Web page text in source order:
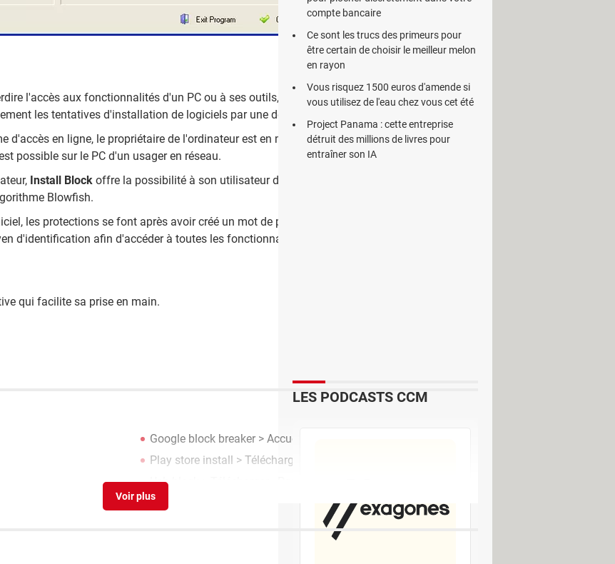
l'accès aux fonctionnalités d'un PC ou à ses outils, dont le menu démarrer ou encore le
les tentatives d'installation de logiciels par une demande de
d'accès en ligne, le propriétaire de l'ordinateur est en mesure d'approuver ou non l'ouverture
possible sur le PC d'un usager en réseau.
Install Block offre la possibilité à son utilisateur de crypter les fichiers stockés sur le
Blowfish.
les protections se font après avoir créé un mot de passe personnel. Dès l'installation de ce
d'identification afin d'accéder à toutes les fonctionnalités du PC.
qui facilite sa prise en main.
Google block breaker > Accueil - Services en ligne
Play store install > Télécharger - Téléchargement & Transfert
Usb block
compte bancaire
Ce sont les trucs des primeurs pour
être certain de choisir le meilleur melon
en rayon
Vous risquez 1500 euros d'amende si
vous utilisez de l'eau chez vous cet été
Project Panama : cette entreprise
détruit des millions de livres pour
entraîner son IA
LES PODCASTS CCM